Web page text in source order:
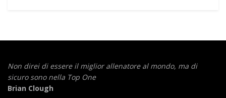
Non direi di essere il miglior allenatore al mondo, ma di
sicuro sono nella Top One
Brian Clough